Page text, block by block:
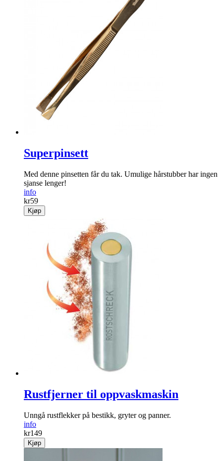
Superpinsett
Med denne pinsetten får du tak. Umulige hårstubber har ingen
sjanse lenger!
info
kr59
Kjøp
Rustfjerner til oppvaskmaskin
Unngå rustflekker på bestikk, gryter og panner.
info
kr149
Kjøp